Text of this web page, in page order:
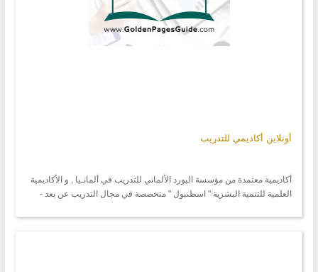
أونلاين أكاديمي للتدريب
أكاديمية معتمدة من مؤسسة البورد الألماني للتدريب في ألمانـيا , و الأكاديمية
العلمية للتنمية البشرية " اسطنبول " متخصصة في مجال التدريب عن بعد -